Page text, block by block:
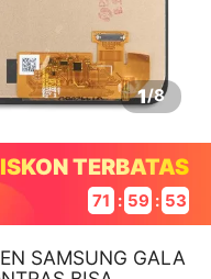
1/8
TERBATAS
71 : 59 : 52
SAMSUNG GALA